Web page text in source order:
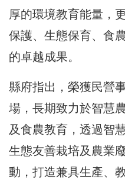
厚的環境教育能量，
保護、生態保育、食
的卓越成果。
縣府指出，榮獲民營
場，長期致力於智慧
及食農教育，透過智
生態友善栽培及農業
動，打造兼具生產、